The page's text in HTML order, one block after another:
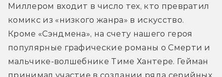
Миллером входит в число тех, кто превратил
комикс из «низкого жанра» в искусство.
Кроме «Сэндмена», на счету нашего героя
популярные графические романы о Смерти и
мальчике-волшебнике Тиме Хантере. Гейман
принимал участие в создании ряда серийных